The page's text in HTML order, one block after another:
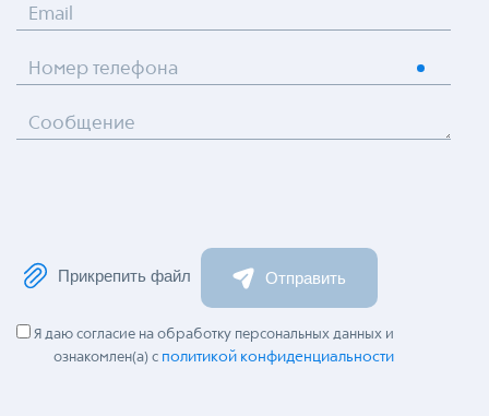
Email
Номер телефона
Сообщение
Прикрепить файл Отправить
Я даю согласие на обработку персональных данных и
ознакомлен(а) с политикой конфиденциальности